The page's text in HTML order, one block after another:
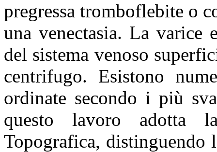
pregressa tromboflebite o
una venectasia. La varice
del sistema venoso
centrifugo. Esistono
ordinate secondo i più
questo lavoro adotta
Topografica,